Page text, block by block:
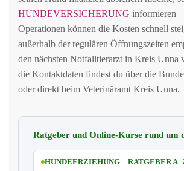
HUNDEVERSICHERUNG informieren
Operationen können die Kosten schnell
außerhalb der regulären Öffnungszeiten
den nächsten Notfalltierarzt in Kreis Unna
die Kontaktdaten findest du über die
oder direkt beim Veterinäramt Kreis Unna.
Ratgeber und Online-Kurse rund um
HUNDEERZIEHUNG – RATGEBER